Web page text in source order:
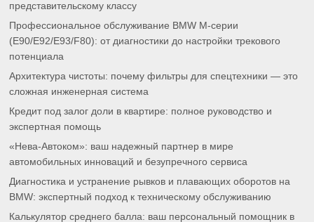
представительскому классу
Профессиональное обслуживание BMW M-серии
(E90/E92/E93/F80): от диагностики до настройки трекового
потенциала
Архитектура чистоты: почему фильтры для спецтехники — это
сложная инженерная система
Кредит под залог доли в квартире: полное руководство и
экспертная помощь
«Нева-Автоком»: ваш надежный партнер в мире
автомобильных инноваций и безупречного сервиса
Диагностика и устранение рывков и плавающих оборотов на
BMW: экспертный подход к техническому обслуживанию
Калькулятор среднего балла: ваш персональный помощник в